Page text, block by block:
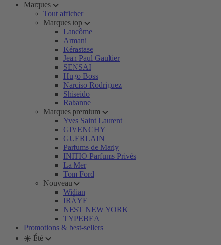
Marques
Tout afficher
Marques top
Lancôme
Armani
Kérastase
Jean Paul Gaultier
SENSAI
Hugo Boss
Narciso Rodriguez
Shiseido
Rabanne
Marques premium
Yves Saint Laurent
GIVENCHY
GUERLAIN
Parfums de Marly
INITIO Parfums Privés
La Mer
Tom Ford
Nouveau
Widian
IRÄYE
NEST NEW YORK
TYPEBEA
Promotions & best-sellers
☀️ Été